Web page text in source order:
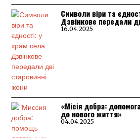
Символи віри та
Дзвінкове передали
16.04.2025
«Місія добра:
до нового життя»
04.04.2025